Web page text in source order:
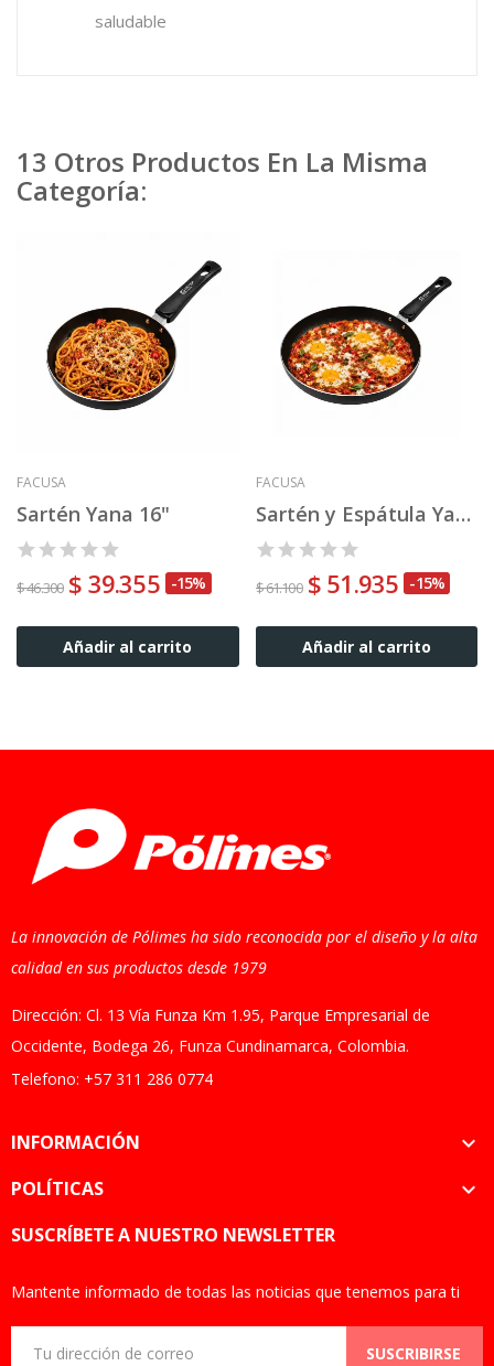
saludable
13 Otros Productos En La Misma
Categoría:
FACUSA
Sartén Yana 16"
$ 46.300 $ 39.355 -15%
Añadir al carrito
FACUSA
Sartén y Espátula Yana 20"
$ 61.100 $ 51.935 -15%
Añadir al carrito
La innovación de Pólimes ha sido reconocida por el diseño y la alta
calidad en sus productos desde 1979
Dirección: Cl. 13 Vía Funza Km 1.95, Parque Empresarial de
Occidente, Bodega 26, Funza Cundinamarca, Colombia.
Telefono: +57 311 286 0774
INFORMACIÓN 
POLÍTICAS 
SUSCRÍBETE A NUESTRO NEWSLETTER
Mantente informado de todas las noticias que tenemos para ti
SUSCRIBIRSE